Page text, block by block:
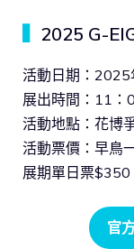
2025 G-
活動日期：
展出時間：11：
活動地點：花博
活動票價：早鳥
展期單日票$350
官